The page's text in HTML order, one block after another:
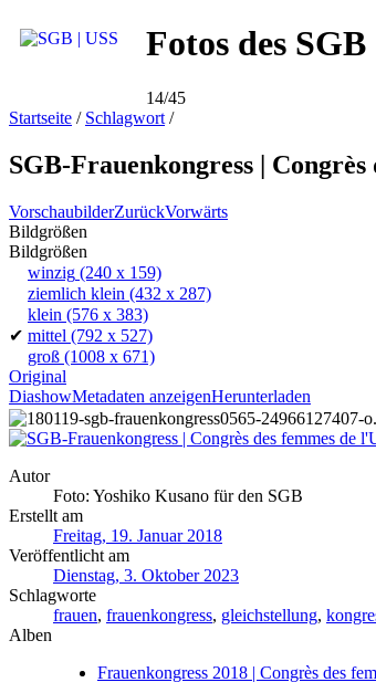
Fotos des
14/45
Startseite / Schlagwort /
SGB-Frauenkongress | Congrès
VorschaubilderZurückVorwärts
Bildgrößen
Bildgrößen
winzig (240 x 159)
ziemlich klein (432 x 287)
klein (576 x 383)
✔ mittel (792 x 527)
groß (1008 x 671)
Original
DiashowMetadaten anzeigenHerunterladen
Autor
Foto: Yoshiko Kusano für den SGB
Erstellt am
Freitag, 19. Januar 2018
Veröffentlicht am
Dienstag, 3. Oktober 2023
Schlagworte
frauen, frauenkongress, gleichstellung,
Alben
Frauenkongress 2018 | Congrès des